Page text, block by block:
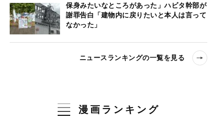
保身みたいなところがあった」ハビタ幹部が
謝罪告白「建物内に戻りたいと本人は言って
なかった」
ニュースランキングの一覧を見る
漫画ランキング